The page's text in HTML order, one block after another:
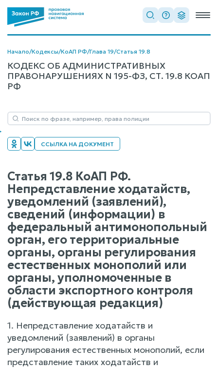
Начало/Кодексы/КоАП РФ/Глава 19/Статья 19.8
КОДЕКС ОБ АДМИНИСТРАТИВНЫХ
ПРАВОНАРУШЕНИЯХ N 195-ФЗ, СТ. 19.8 КОАП
РФ
ССЫЛКА НА ДОКУМЕНТ
Статья 19.8 КоАП РФ.
Непредставление ходатайств,
уведомлений (заявлений),
сведений (информации) в
федеральный антимонопольный
орган, его территориальные
органы, органы регулирования
естественных монополий или
органы, уполномоченные в
области экспортного контроля
(действующая редакция)
1. Непредставление ходатайств и
уведомлений (заявлений) в органы
регулирования естественных монополий, если
представление таких ходатайств и